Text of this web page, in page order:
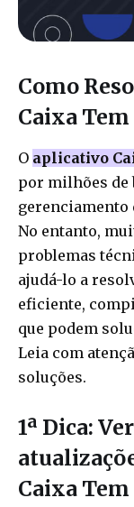
Como
Caixa Tem
O aplicativo
por milhões
gerenciamento
No entanto,
problemas
ajudá-lo a
eficiente,
que podem
Leia com
soluções.
1ª Dica:
Caixa Tem